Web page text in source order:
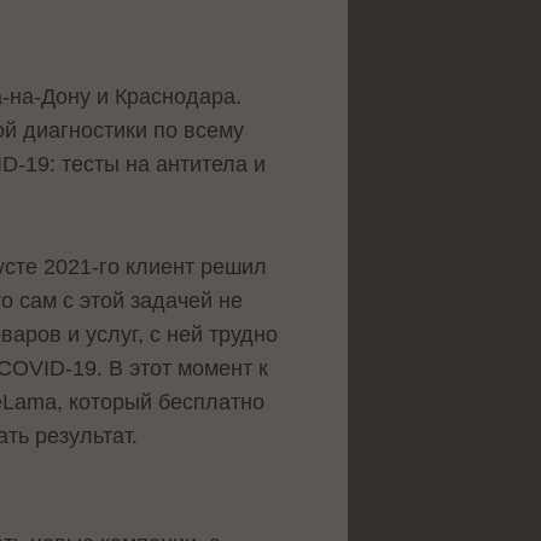
на-Дону и Краснодара.
диагностики по всему
19: тесты на антитела и
2021-го клиент решил
сам с этой задачей не
и услуг, с ней трудно
19. В этот момент к
который бесплатно
результат.